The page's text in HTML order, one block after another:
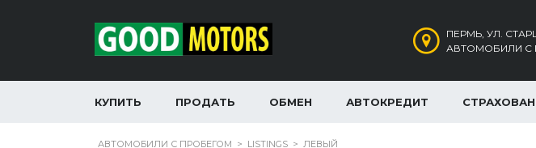
ПЕРМЬ, УЛ.
АВТОМОБИЛИ С
КУПИТЬ ПРОДАТЬ ОБМЕН АВТОКРЕДИТ
АВТОМОБИЛИ С ПРОБЕГОМ > LISTINGS > ЛЕВЫЙ